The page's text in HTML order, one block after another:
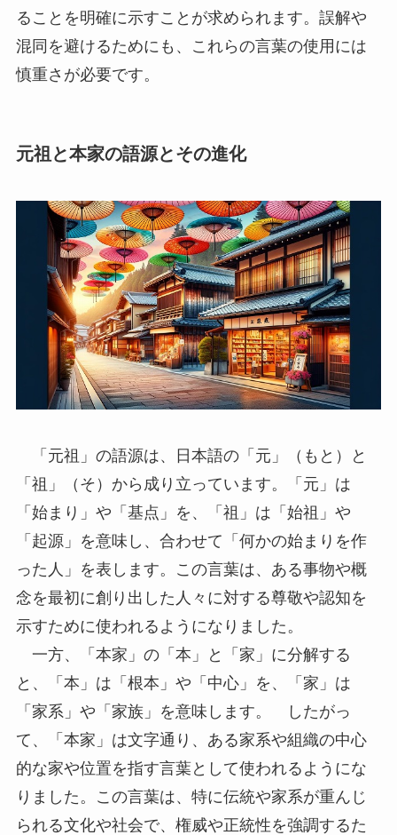
ることを明確に示すことが求められます。誤解や
混同を避けるためにも、これらの言葉の使用には
慎重さが必要です。
元祖と本家の語源とその進化
「元祖」の語源は、日本語の「元」（もと）と
「祖」（そ）から成り立っています。「元」は
「始まり」や「基点」を、「祖」は「始祖」や
「起源」を意味し、合わせて「何かの始まりを作
った人」を表します。この言葉は、ある事物や概
念を最初に創り出した人々に対する尊敬や認知を
示すために使われるようになりました。
一方、「本家」の「本」と「家」に分解する
と、「本」は「根本」や「中心」を、「家」は
「家系」や「家族」を意味します。 したがっ
て、「本家」は文字通り、ある家系や組織の中心
的な家や位置を指す言葉として使われるようにな
りました。この言葉は、特に伝統や家系が重んじ
られる文化や社会で、権威や正統性を強調するた